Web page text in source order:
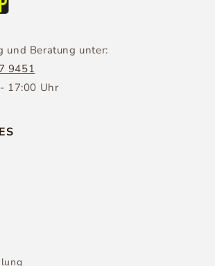
und Beratung unter:
9451
17:00 Uhr